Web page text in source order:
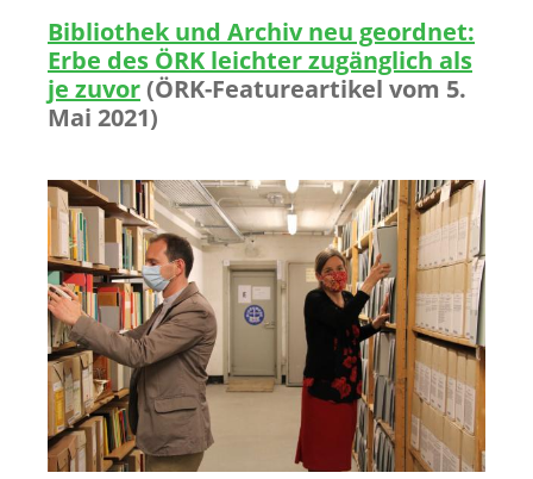
Bibliothek und Archiv neu geordnet:
Erbe des ÖRK leichter zugänglich als
je zuvor(ÖRK-Featureartikel vom 5.
Mai 2021)
Image